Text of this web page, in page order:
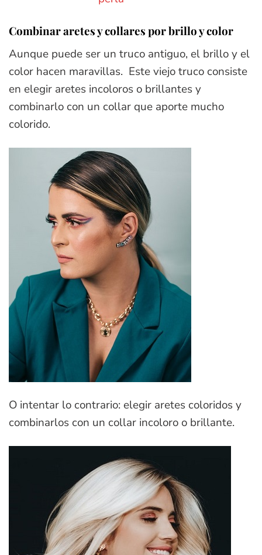
Combinar aretes y collares por brillo y color
Aunque puede ser un truco antiguo, el brillo y el
color hacen maravillas. Este viejo truco consiste
en elegir aretes incoloros o brillantes y
combinarlo con un collar que aporte mucho
colorido.
O intentar lo contrario: elegir aretes coloridos y
combinarlos con un collar incoloro o brillante.